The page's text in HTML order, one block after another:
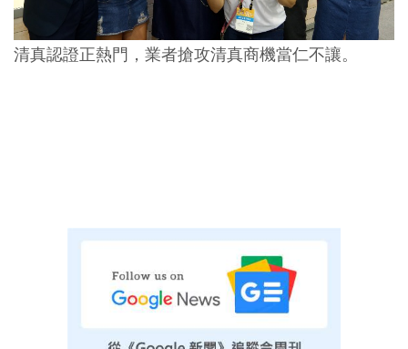
清真認證正熱門，業者搶攻清真商機當仁不讓。